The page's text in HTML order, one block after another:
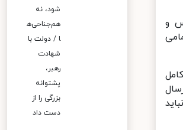
و
شود، نه
هم‌جناحی‌ه
ا / دولت با
شهادت
رهبر،
پشتوانه
بزرگی را از
دست داد